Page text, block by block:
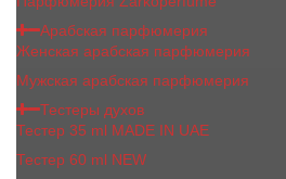
Арабская парфюмерия
Женская арабская парфюмерия
Мужская арабская парфюмерия
Тестеры духов
Тестер 35 ml MADE IN UAE
Тестер 60 ml NEW